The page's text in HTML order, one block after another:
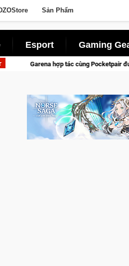
Sản Phẩm
Esport Gaming
cùng Pocketpair đưa bom tấn săn thú